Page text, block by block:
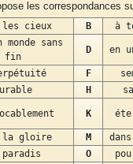
les correspondances
les cieux B à
monde sans
fin
D en
F
H
K
la gloire M
paradis O